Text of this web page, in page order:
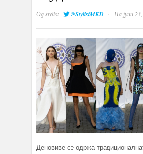
Одstylist @StylistMKD · На јуни
Деновиве се одржа